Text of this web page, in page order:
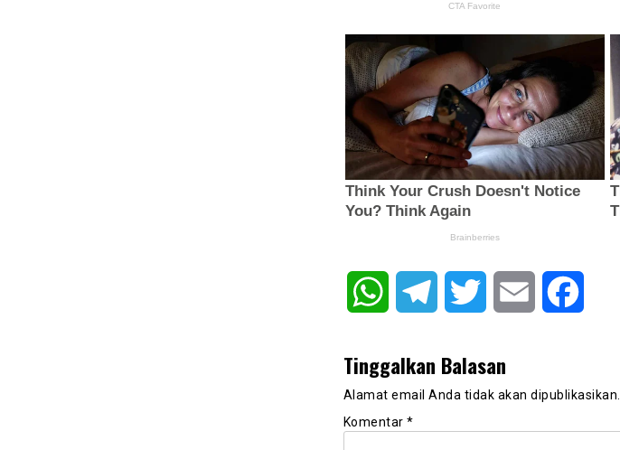
WhatsAppTelegram Twitter Email
Tinggalkan Balasan
Alamat email Anda tidak akan dipublikasikan.
Komentar *